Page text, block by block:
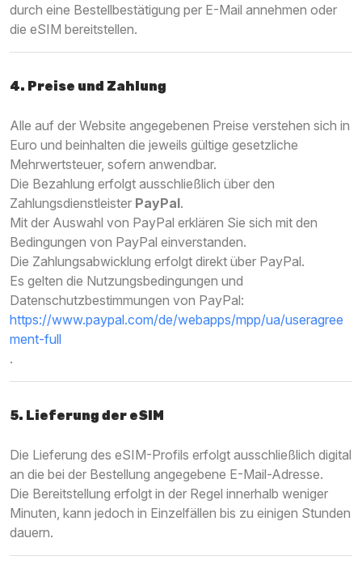
durch eine Bestellbestätigung per E-Mail annehmen oder
die eSIM bereitstellen.
4. Preise und Zahlung
Alle auf der Website angegebenen Preise verstehen sich in
Euro und beinhalten die jeweils gültige gesetzliche
Mehrwertsteuer, sofern anwendbar.
Die Bezahlung erfolgt ausschließlich über den
Zahlungsdienstleister PayPal.
Mit der Auswahl von PayPal erklären Sie sich mit den
Bedingungen von PayPal einverstanden.
Die Zahlungsabwicklung erfolgt direkt über PayPal.
Es gelten die Nutzungsbedingungen und
Datenschutzbestimmungen von PayPal:
https://www.paypal.com/de/webapps/mpp/ua/useragree
ment-full
.
5. Lieferung der eSIM
Die Lieferung des eSIM-Profils erfolgt ausschließlich digital
an die bei der Bestellung angegebene E-Mail-Adresse.
Die Bereitstellung erfolgt in der Regel innerhalb weniger
Minuten, kann jedoch in Einzelfällen bis zu einigen Stunden
dauern.